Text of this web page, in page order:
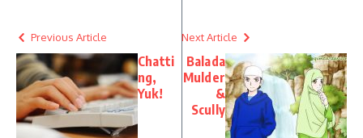
Previous Article
Chatti
ng,
Yuk!
Next Article
Balada
Mulder
&
Scully